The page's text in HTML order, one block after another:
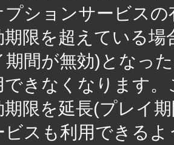
プションサービス
期限を超えている
期間が無効)となっ
できなくなります
期限を延長(プレイ
ビスも利用できる